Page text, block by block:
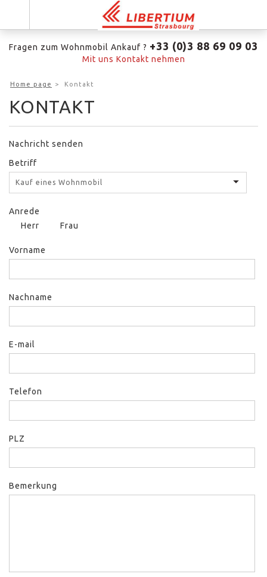
Fragen zum Wohnmobil Ankauf ? +33 (0)3 88 69 09 03
Mit uns Kontakt nehmen
Home page Kontakt
KONTAKT
Nachricht senden
Betriff
Kauf eines Wohnmobil
Anrede
Herr
Frau
Vorname
Nachname
E-mail
Telefon
PLZ
Bemerkung